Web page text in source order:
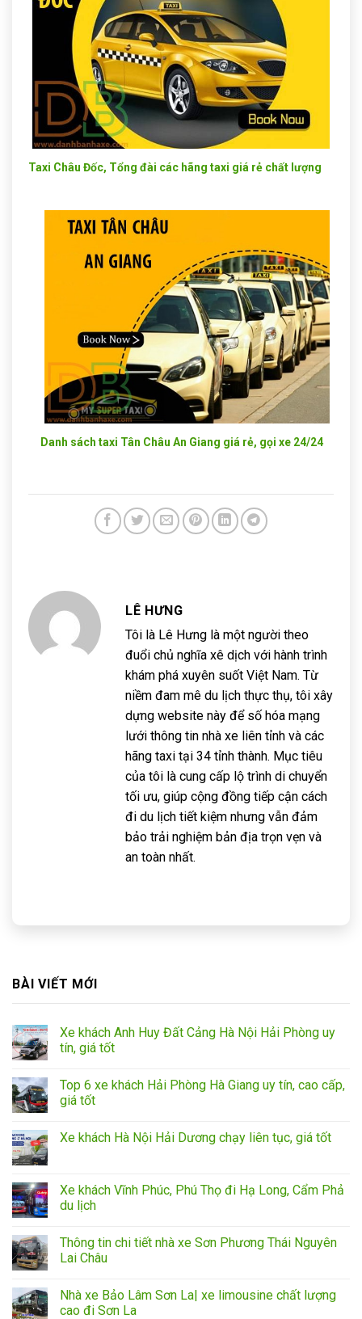
Taxi Châu Đốc, Tổng đài các hãng taxi giá rẻ chất lượng
Danh sách taxi Tân Châu An Giang giá rẻ, gọi xe 24/24
LÊ HƯNG
Tôi là Lê Hưng là một người theo
đuổi chủ nghĩa xê dịch với hành trình
khám phá xuyên suốt Việt Nam. Từ
niềm đam mê du lịch thực thụ, tôi xây
dựng website này để số hóa mạng
lưới thông tin nhà xe liên tỉnh và các
hãng taxi tại 34 tỉnh thành. Mục tiêu
của tôi là cung cấp lộ trình di chuyển
tối ưu, giúp cộng đồng tiếp cận cách
đi du lịch tiết kiệm nhưng vẫn đảm
bảo trải nghiệm bản địa trọn vẹn và
an toàn nhất.
BÀI VIẾT MỚI
Xe khách Anh Huy Đất Cảng Hà Nội Hải Phòng uy
tín, giá tốt
Top 6 xe khách Hải Phòng Hà Giang uy tín, cao cấp,
giá tốt
Xe khách Hà Nội Hải Dương chạy liên tục, giá tốt
Xe khách Vĩnh Phúc, Phú Thọ đi Hạ Long, Cẩm Phả
du lịch
Thông tin chi tiết nhà xe Sơn Phương Thái Nguyên
Lai Châu
Nhà xe Bảo Lâm Sơn La| xe limousine chất lượng
cao đi Sơn La